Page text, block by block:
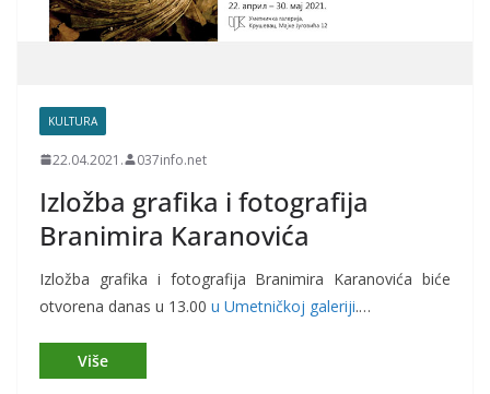
KULTURA
22.04.2021. 037info.net
Izložba grafika i fotografija
Branimira Karanovića
Izložba grafika i fotografija Branimira Karanovića biće
otvorena danas u 13.00 u Umetničkoj galeriji.…